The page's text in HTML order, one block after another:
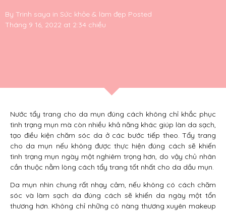
By Trinh saya in Sức khỏe & làm đẹp Posted
Tháng 9 16, 2022 at 2:34 chiều
Nước tẩy trang cho da mụn đúng cách không chỉ khắc phục
tình trạng mụn mà còn nhiều khả năng khác giúp làn da sạch,
tạo điều kiện chăm sóc da ở các bước tiếp theo. Tẩy trang
cho da mụn nếu không được thực hiện đúng cách sẽ khiến
tình trạng mụn ngày một nghiêm trọng hơn, do vậy chủ nhân
cần thuộc nằm lòng cách tẩy trang tốt nhất cho da dầu mụn.
Da mụn nhìn chung rất nhạy cảm, nếu không có cách chăm
sóc và làm sạch da đúng cách sẽ khiến da ngày một tổn
thương hơn. Không chỉ những cô nàng thương xuyên makeup